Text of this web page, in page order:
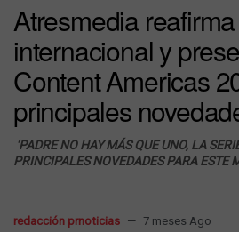
Atresmedia
internacional y
Content Americas
principales
‘PADRE NO HAY MÁS QUE UNO, LA
PRINCIPALES NOVEDADES PARA ESTE
redacción prnoticias 7 meses Ago